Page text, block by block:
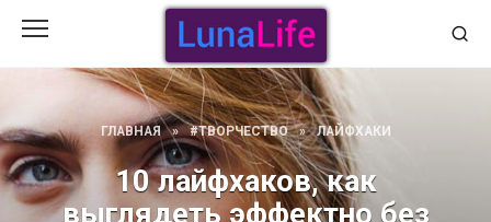
содержанию
ГЛАВНАЯ » #ТВОРЧЕСТВО » ЛАЙФХАКИ
10 лайфхаков, как
выглядеть эффектно без